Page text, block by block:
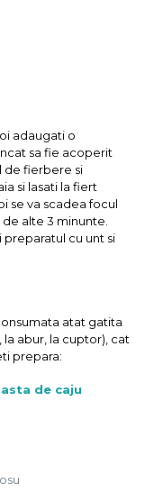
adaugati o
sa fie acoperit
de fierbere si
si lasati la fiert
se va scadea focul
de alte 3 minunte.
cu unt si
atat gatita
abur, la cuptor), cat
prepara:
de caju